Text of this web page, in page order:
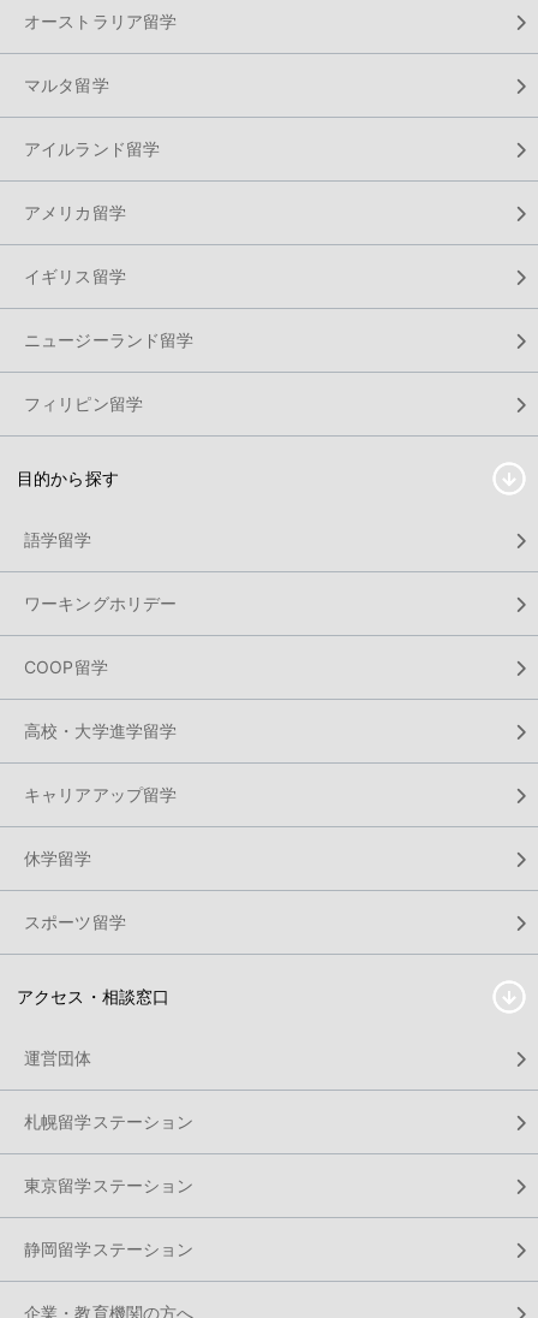
オーストラリア留学
マルタ留学
アイルランド留学
アメリカ留学
イギリス留学
ニュージーランド留学
フィリピン留学
目的から探す
語学留学
ワーキングホリデー
COOP留学
高校・大学進学留学
キャリアアップ留学
休学留学
スポーツ留学
アクセス・相談窓口
運営団体
札幌留学ステーション
東京留学ステーション
静岡留学ステーション
企業・教育機関の方へ